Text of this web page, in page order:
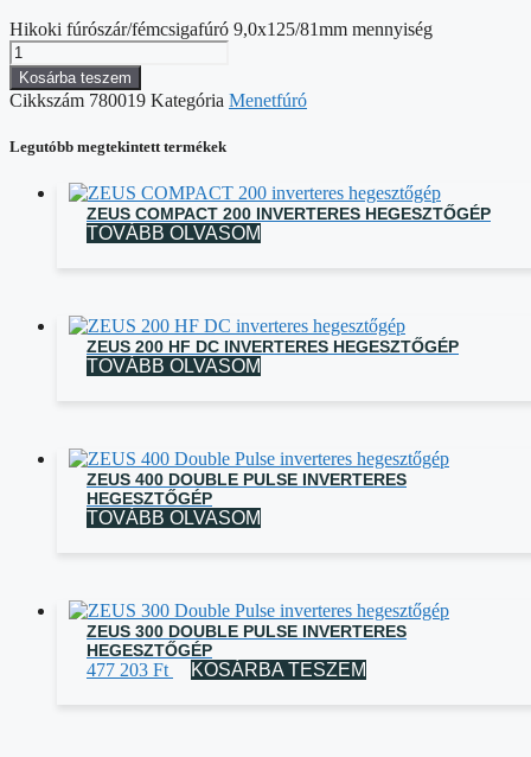
Hikoki fúrószár/fémcsigafúró 9,0x125/81mm mennyiség
Kosárba teszem
Cikkszám 780019 Kategória Menetfúró
Legutóbb megtekintett termékek
ZEUS COMPACT 200 INVERTERES HEGESZTŐGÉP
TOVÁBB OLVASOM
ZEUS 200 HF DC INVERTERES HEGESZTŐGÉP
TOVÁBB OLVASOM
ZEUS 400 DOUBLE PULSE INVERTERES
HEGESZTŐGÉP
TOVÁBB OLVASOM
ZEUS 300 DOUBLE PULSE INVERTERES
HEGESZTŐGÉP
477 203 Ft KOSÁRBA TESZEM